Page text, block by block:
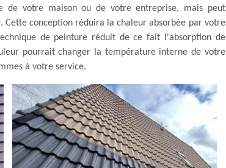
de votre maison ou de votre entreprise, mais peut
conception réduira la chaleur absorbée par votre
de peinture réduit de ce fait l'absorption de
pourrait changer la température interne de votre
à votre service.